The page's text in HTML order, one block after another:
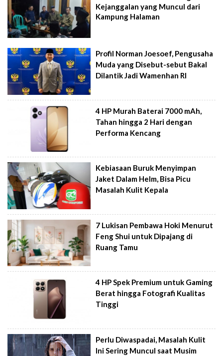
Kejanggalan yang Muncul dari
Kampung Halaman
Profil Norman Joesoef, Pengusaha
Muda yang Disebut-sebut Bakal
Dilantik Jadi Wamenhan RI
4 HP Murah Baterai 7000 mAh,
Tahan hingga 2 Hari dengan
Performa Kencang
Kebiasaan Buruk Menyimpan
Jaket Dalam Helm, Bisa Picu
Masalah Kulit Kepala
7 Lukisan Pembawa Hoki Menurut
Feng Shui untuk Dipajang di
Ruang Tamu
4 HP Spek Premium untuk Gaming
Berat hingga Fotografi Kualitas
Tinggi
Perlu Diwaspadai, Masalah Kulit
Ini Sering Muncul saat Musim